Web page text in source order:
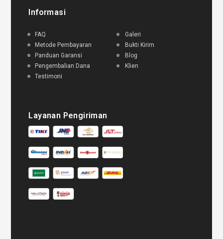
Informasi
FAQ
Metode Pembayaran
Panduan Garansi
Pengembalian Dana
Testimoni
Galeri
Bukti Kirim
Blog
Klien
Layanan Pengiriman